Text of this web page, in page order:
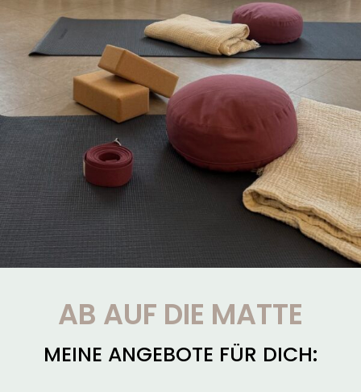
AB AUF DIE MATTE
MEINE ANGEBOTE FÜR DICH: